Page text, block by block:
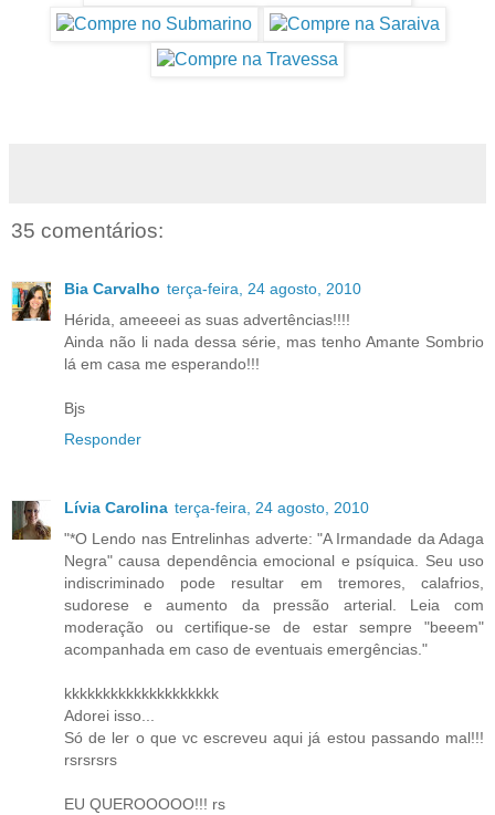
35 comentários:
Bia Carvalho terça-feira, 24 agosto, 2010
Hérida, ameeeei as suas advertências!!!!
Ainda não li nada dessa série, mas tenho Amante Sombrio
lá em casa me esperando!!!
Bjs
Responder
Lívia Carolina terça-feira, 24 agosto, 2010
"*O Lendo nas Entrelinhas adverte: "A Irmandade da Adaga
Negra" causa dependência emocional e psíquica. Seu uso
indiscriminado pode resultar em tremores, calafrios,
sudorese e aumento da pressão arterial. Leia com
moderação ou certifique-se de estar sempre "beeem"
acompanhada em caso de eventuais emergências."
kkkkkkkkkkkkkkkkkkkk
Adorei isso...
Só de ler o que vc escreveu aqui já estou passando mal!!!
rsrsrsrs
EU QUEROOOOO!!! rs